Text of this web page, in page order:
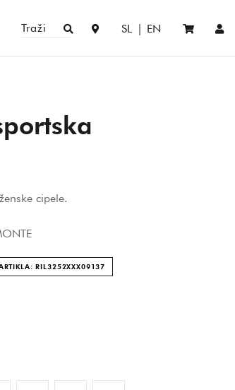
Traži SL | EN
cipele.
RIL3252XXX09137